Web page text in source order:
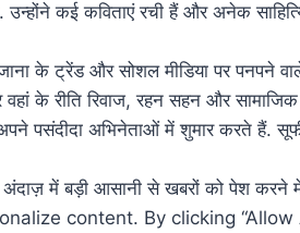
कई कविताएं रची हैं और अनेक
के ट्रेंड और सोशल मीडिया पर पनपने
के रीति रिवाज, रहन सहन और
पसंदीदा अभिनेताओं में शुमार करते हैं.
में बड़ी आसानी से खबरों को पेश करने
content. By clicking